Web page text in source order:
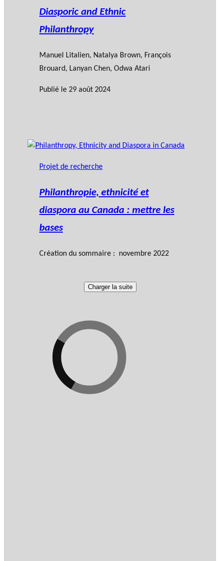
Diasporic and Ethnic
Philanthropy
Manuel Litalien, Natalya Brown, François
Brouard, Lanyan Chen, Odwa Atari
Publié le 29 août 2024
Projet de recherche
Philanthropie, ethnicité et
diaspora au Canada : mettre les
bases
Création du sommaire : novembre 2022
Charger la suite